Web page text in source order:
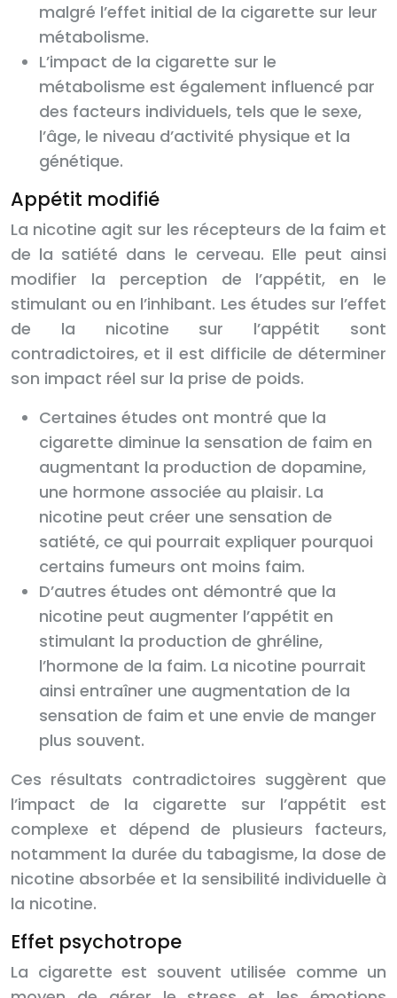
malgré l’effet initial de la cigarette sur leur
métabolisme.
L’impact de la cigarette sur le
métabolisme est également influencé par
des facteurs individuels, tels que le sexe,
l’âge, le niveau d’activité physique et la
génétique.
Appétit modifié
La nicotine agit sur les récepteurs de la faim et
de la satiété dans le cerveau. Elle peut ainsi
modifier la perception de l’appétit, en le
stimulant ou en l’inhibant. Les études sur l’effet
de la nicotine sur l’appétit sont
contradictoires, et il est difficile de déterminer
son impact réel sur la prise de poids.
Certaines études ont montré que la
cigarette diminue la sensation de faim en
augmentant la production de dopamine,
une hormone associée au plaisir. La
nicotine peut créer une sensation de
satiété, ce qui pourrait expliquer pourquoi
certains fumeurs ont moins faim.
D’autres études ont démontré que la
nicotine peut augmenter l’appétit en
stimulant la production de ghréline,
l’hormone de la faim. La nicotine pourrait
ainsi entraîner une augmentation de la
sensation de faim et une envie de manger
plus souvent.
Ces résultats contradictoires suggèrent que
l’impact de la cigarette sur l’appétit est
complexe et dépend de plusieurs facteurs,
notamment la durée du tabagisme, la dose de
nicotine absorbée et la sensibilité individuelle à
la nicotine.
Effet psychotrope
La cigarette est souvent utilisée comme un